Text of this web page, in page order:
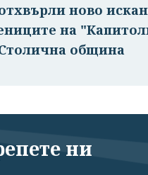
ново
на
община
ни